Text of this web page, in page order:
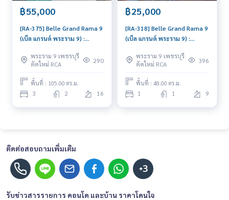
฿55,000
[RA-375] Belle Grand Rama 9
(เบ็ล แกรนด์ พระราม 9) :
ใกล้พระราม 9 ดีลดี ราคาพิเศษ
สุดๆ
พระราม 9 เพชรบุรี
ตัดใหม่ RCA
290
พื้นที่ : 105.00 ตร.ม.
3 2 16
฿25,000
[RA-318] Belle Grand Rama 9
(เบ็ล แกรนด์ พระราม 9) :
ใกล้พระราม 9 พร้อมเข้าอยู่
ด่วน!
พระราม 9 เพชรบุรี
ตัดใหม่ RCA
396
พื้นที่ : 48.00 ตร.ม.
1 1 9
ติดต่อสอบถามเพิ่มเติม
+3
รับข่าวสารรายการ คอนโด และบ้าน ราคาโดนใจ